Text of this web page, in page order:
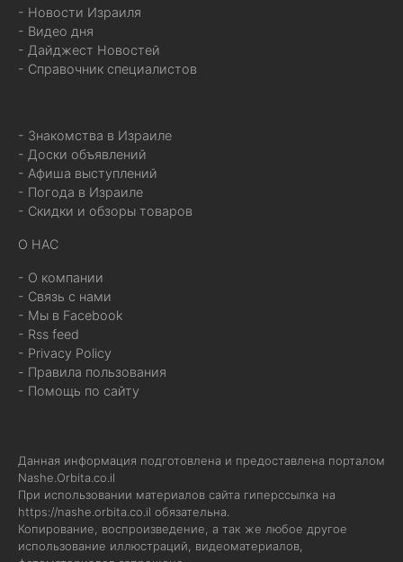
- Новости Израиля
- Видео дня
- Дайджест Новостей
- Справочник специалистов
- Знакомства в Израиле
- Доски объявлений
- Афиша выступлений
- Погода в Израиле
- Скидки и обзоры товаров
О НАС
- О компании
- Связь с нами
- Мы в Facebook
- Rss feed
- Privacy Policy
- Правила пользования
- Помощь по сайту
Данная информация подготовлена и предоставлена порталом
Nashe.Orbita.co.il
При использовании материалов сайта гиперссылка на
https://nashe.orbita.co.il обязательна.
Копирование, воспроизведение, а так же любое другое
использование иллюстраций, видеоматериалов,